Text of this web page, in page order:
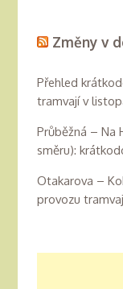
Změny v
Přehled
tramvají v
Průběžná – Na
směru):
Otakarova –
provozu